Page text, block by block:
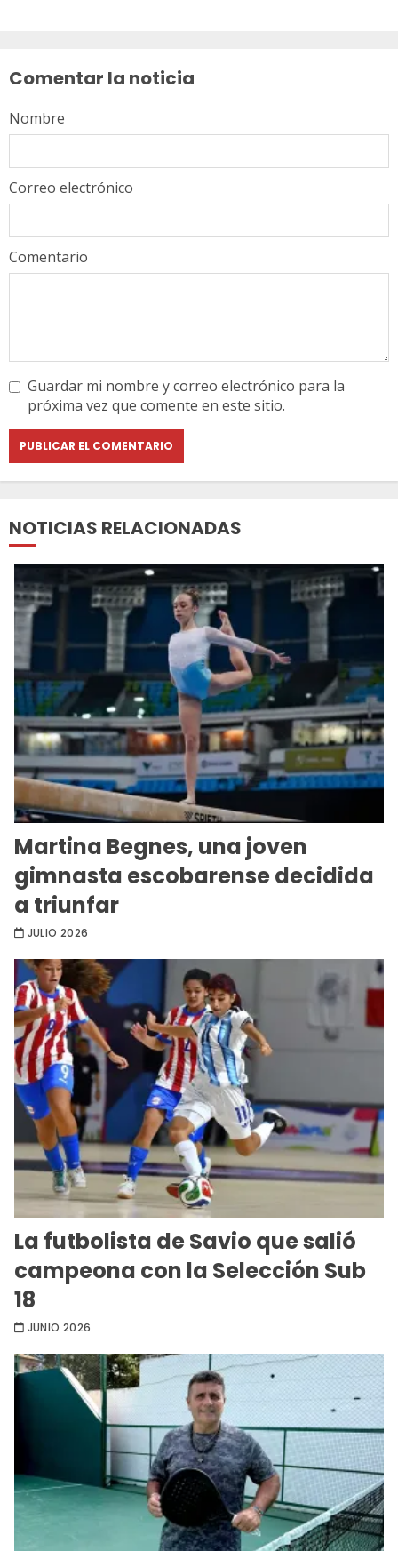
Comentar la noticia
Comentario
Nombre
Correo electrónico
Guardar mi nombre y correo electrónico para la
próxima vez que comente en este sitio.
NOTICIAS RELACIONADAS
Martina Begnes, una joven
gimnasta escobarense decidida
a triunfar
JULIO 2026
La futbolista de Savio que salió
campeona con la Selección Sub
18
JUNIO 2026